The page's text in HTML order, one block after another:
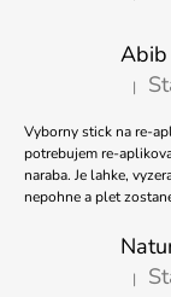
|
Vyborny stick na re-
potrebujem re-
naraba. Je lahke,
nepohne a plet
|